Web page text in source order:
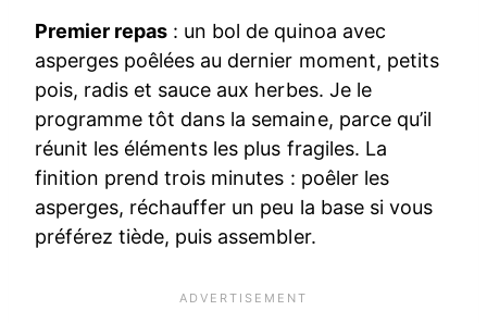
Premier repas : un bol de quinoa avec
asperges poêlées au dernier moment, petits
pois, radis et sauce aux herbes. Je le
programme tôt dans la semaine, parce qu’il
réunit les éléments les plus fragiles. La
finition prend trois minutes : poêler les
asperges, réchauffer un peu la base si vous
préférez tiède, puis assembler.